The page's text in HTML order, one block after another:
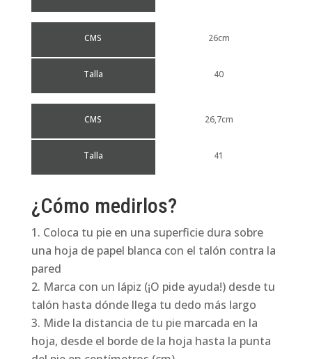
CMS
Talla
26cm
40
CMS
Talla
26,7cm
41
¿Cómo medirlos?
Coloca tu pie en una superficie dura sobre
una hoja de papel blanca con el talón contra la
pared
Marca con un lápiz (¡O pide ayuda!) desde tu
talón hasta dónde llega tu dedo más largo
Mide la distancia de tu pie marcada en la
hoja, desde el borde de la hoja hasta la punta